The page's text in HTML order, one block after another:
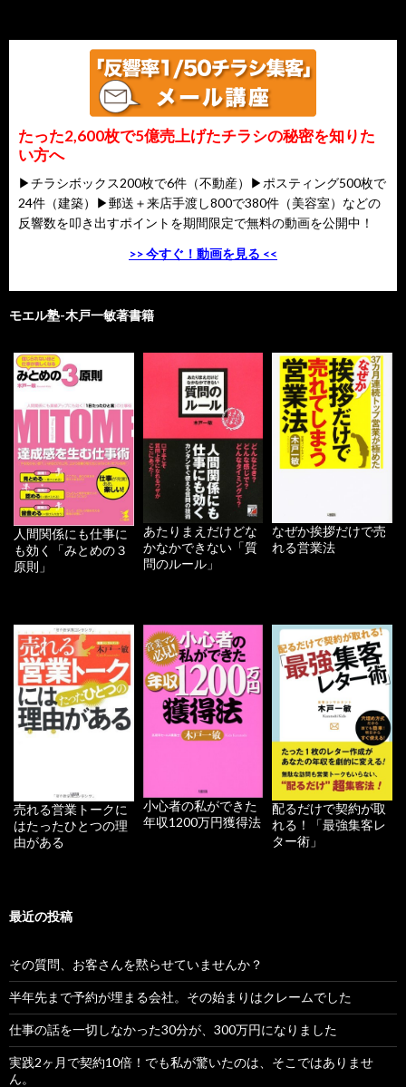
たった2,600枚で5億売上げたチラシの秘密を知りた
い方へ
▶チラシボックス200枚で6件（不動産）▶ポスティング500枚で
24件（建築）▶郵送＋来店手渡し800で380件（美容室）などの
反響数を叩き出すポイントを期間限定で無料の動画を公開中！
>> 今すぐ！動画を見る <<
モエル塾-木戸一敏著書籍
人間関係にも仕事に
も効く「みとめの３
原則」
あたりまえだけどな
かなかできない「質
問のルール」
なぜか挨拶だけで売
れる営業法
売れる営業トークに
はたったひとつの理
由がある
小心者の私ができた
年収1200万円獲得法
配るだけで契約が取
れる！「最強集客レ
ター術」
最近の投稿
その質問、お客さんを黙らせていませんか？
半年先まで予約が埋まる会社。その始まりはクレームでした
仕事の話を一切しなかった30分が、300万円になりました
実践2ヶ月で契約10倍！でも私が驚いたのは、そこではありませ
ん。